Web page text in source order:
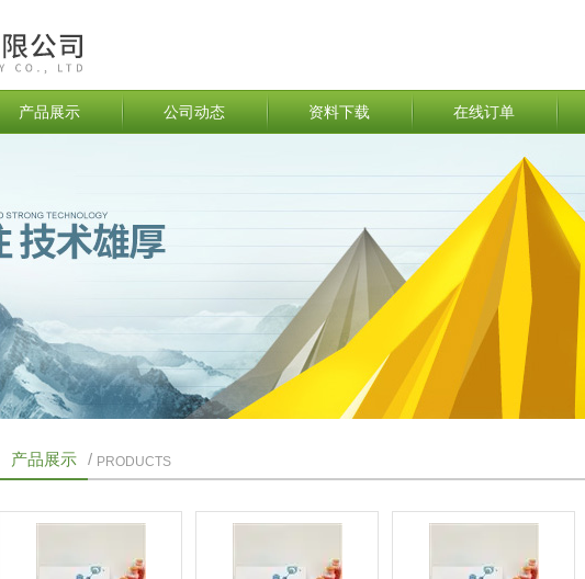
产品展示 公司动态 资料下载 在线订单
产品展示 / PRODUCTS